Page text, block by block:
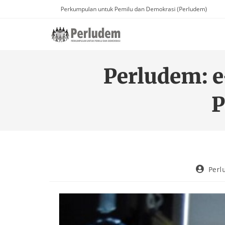
Perkumpulan untuk Pemilu dan Demokrasi (Perludem)
Perludem: